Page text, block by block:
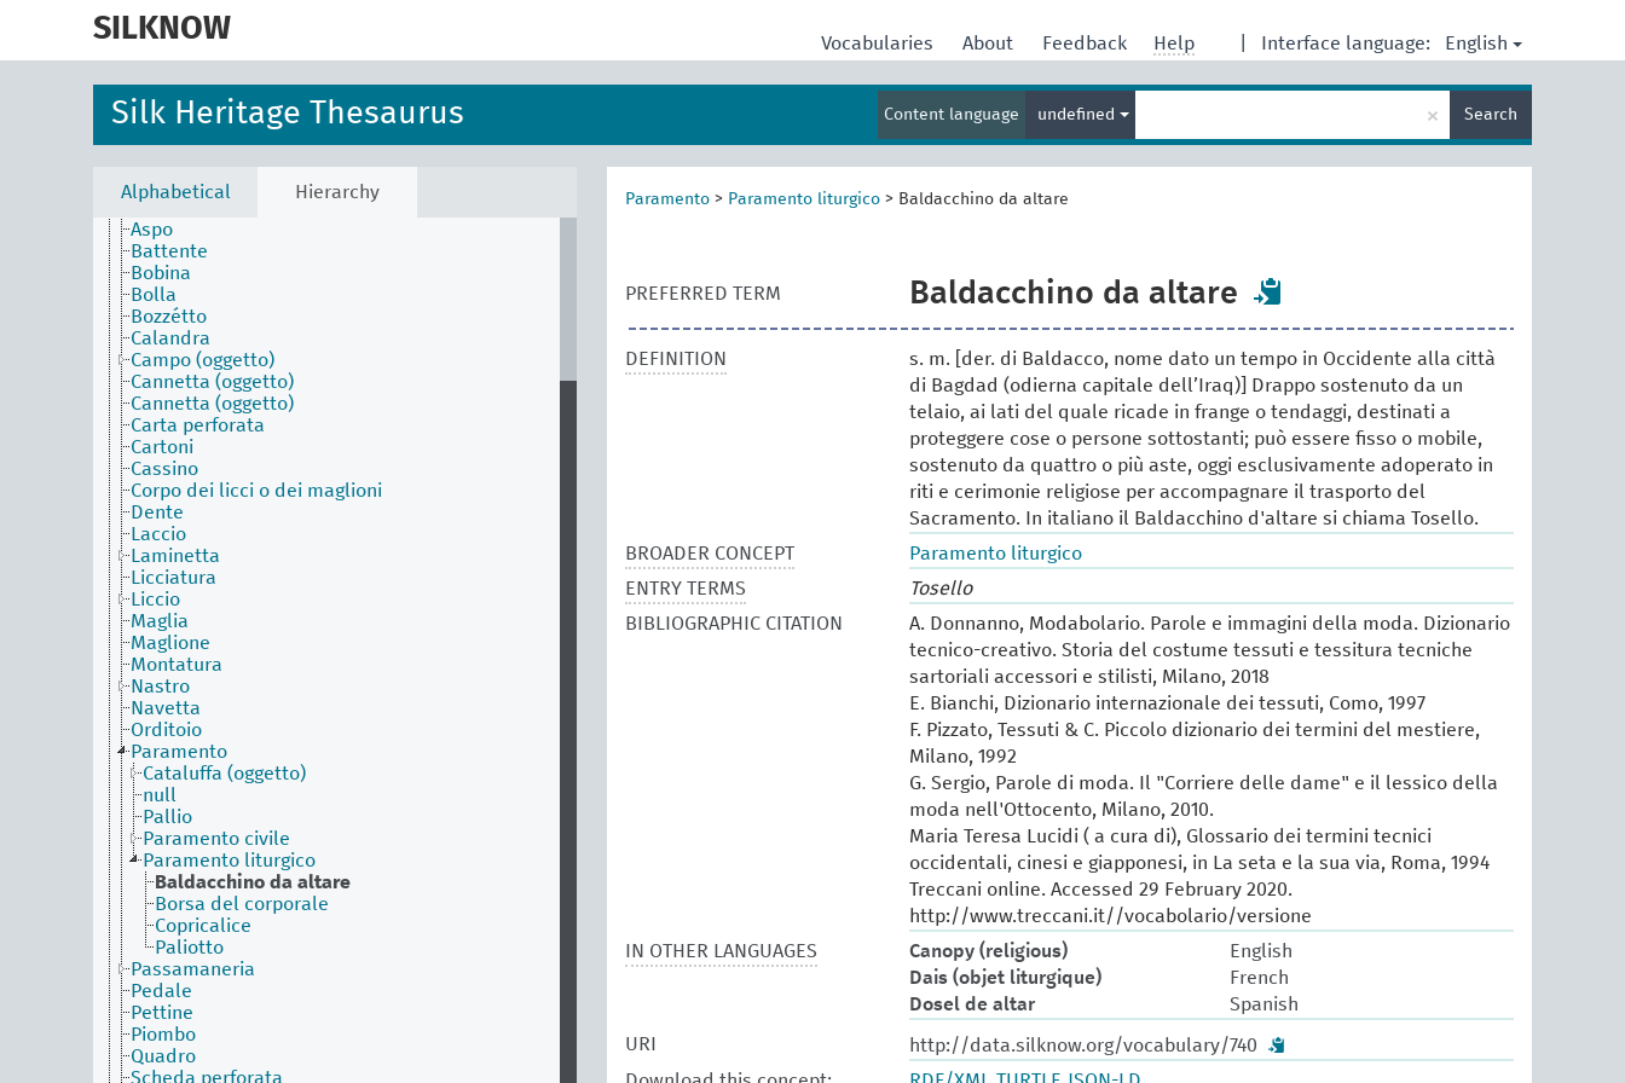
SILKNOW Interface language: English
Vocabularies About Feedback Help
Silk Heritage Thesaurus Content language undefined
term
× Search
Alphabetical Hierarchy
Activities Facet (en)
Materials Facet (en)
Objects Facet (en)
Abbigliamento
Ago del telaio Jacquard
Arcata
Arredamento
Aspo
Battente
Bobina
Bolla
Bozzétto
Calandra
Campo (oggetto)
Cannetta (oggetto)
Cannetta (oggetto)
Carta perforata
Cartoni
Cassino
Corpo dei licci o dei maglioni
Dente
Laccio
Laminetta
Licciatura
Liccio
Maglia
Maglione
Montatura
Nastro
Navetta
Orditoio
Paramento
Cataluffa (oggetto)
null
Pallio
Paramento civile
Paramento liturgico
Baldacchino da altare
Borsa del corporale
Copricalice
Paliotto
Passamaneria
Pedale
Pettine
Piombo
Quadro
Scheda perforata
Paramento > Paramento liturgico > Baldacchino da altare
PREFERRED TERM Baldacchino da altare
DEFINITION
s. m. [der. di Baldacco, nome dato un tempo in Occidente alla città
di Bagdad (odierna capitale dell’Iraq)] Drappo sostenuto da un
telaio, ai lati del quale ricade in frange o tendaggi, destinati a
proteggere cose o persone sottostanti; può essere fisso o mobile,
sostenuto da quattro o più aste, oggi esclusivamente adoperato in
riti e cerimonie religiose per accompagnare il trasporto del
Sacramento. In italiano il Baldacchino d'altare si chiama Tosello.
BROADER CONCEPT
Paramento liturgico
ENTRY TERMS
Tosello
BIBLIOGRAPHIC CITATION
A. Donnanno, Modabolario. Parole e immagini della moda. Dizionario
tecnico-creativo. Storia del costume tessuti e tessitura tecniche
sartoriali accessori e stilisti, Milano, 2018
E. Bianchi, Dizionario internazionale dei tessuti, Como, 1997
F. Pizzato, Tessuti & C. Piccolo dizionario dei termini del mestiere,
Milano, 1992
G. Sergio, Parole di moda. Il "Corriere delle dame" e il lessico della
moda nell'Ottocento, Milano, 2010.
Maria Teresa Lucidi ( a cura di), Glossario dei termini tecnici
occidentali, cinesi e giapponesi, in La seta e la sua via, Roma, 1994
Treccani online. Accessed 29 February 2020.
http://www.treccani.it//vocabolario/versione
IN OTHER LANGUAGES
Canopy (religious)
English
Dais (objet liturgique)
French
Dosel de altar
Spanish
URI
http://data.silknow.org/vocabulary/740